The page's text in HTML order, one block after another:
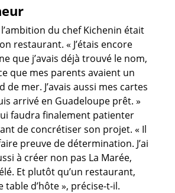
du chef Kichenin était
restaurant. « J’étais encore
que j’avais déjà trouvé le nom,
que mes parents avaient un
mer. J’avais aussi mes cartes
arrivé en Guadeloupe prêt. »
faudra finalement patienter
de concrétiser son projet. « Il
preuve de détermination. J’ai
à créer non pas La Marée,
Et plutôt qu’un restaurant,
table d’hôte », précise-t-il.